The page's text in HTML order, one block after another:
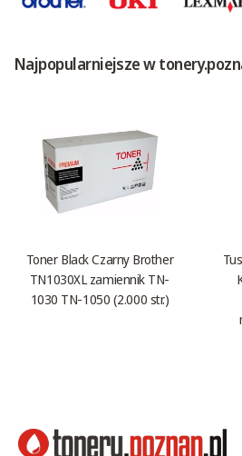
Najpopularniejsze w
Toner Black Czarny Brother
TN1030XL zamiennik TN-
1030 TN-1050 (2.000 str.)